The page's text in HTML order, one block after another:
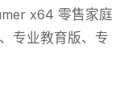
x64 零售家庭
专业教育版、专